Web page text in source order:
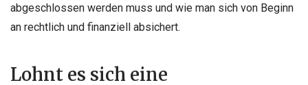
abgeschlossen werden muss und wie man sich von Beginn
an rechtlich und finanziell absichert.
Lohnt es sich eine